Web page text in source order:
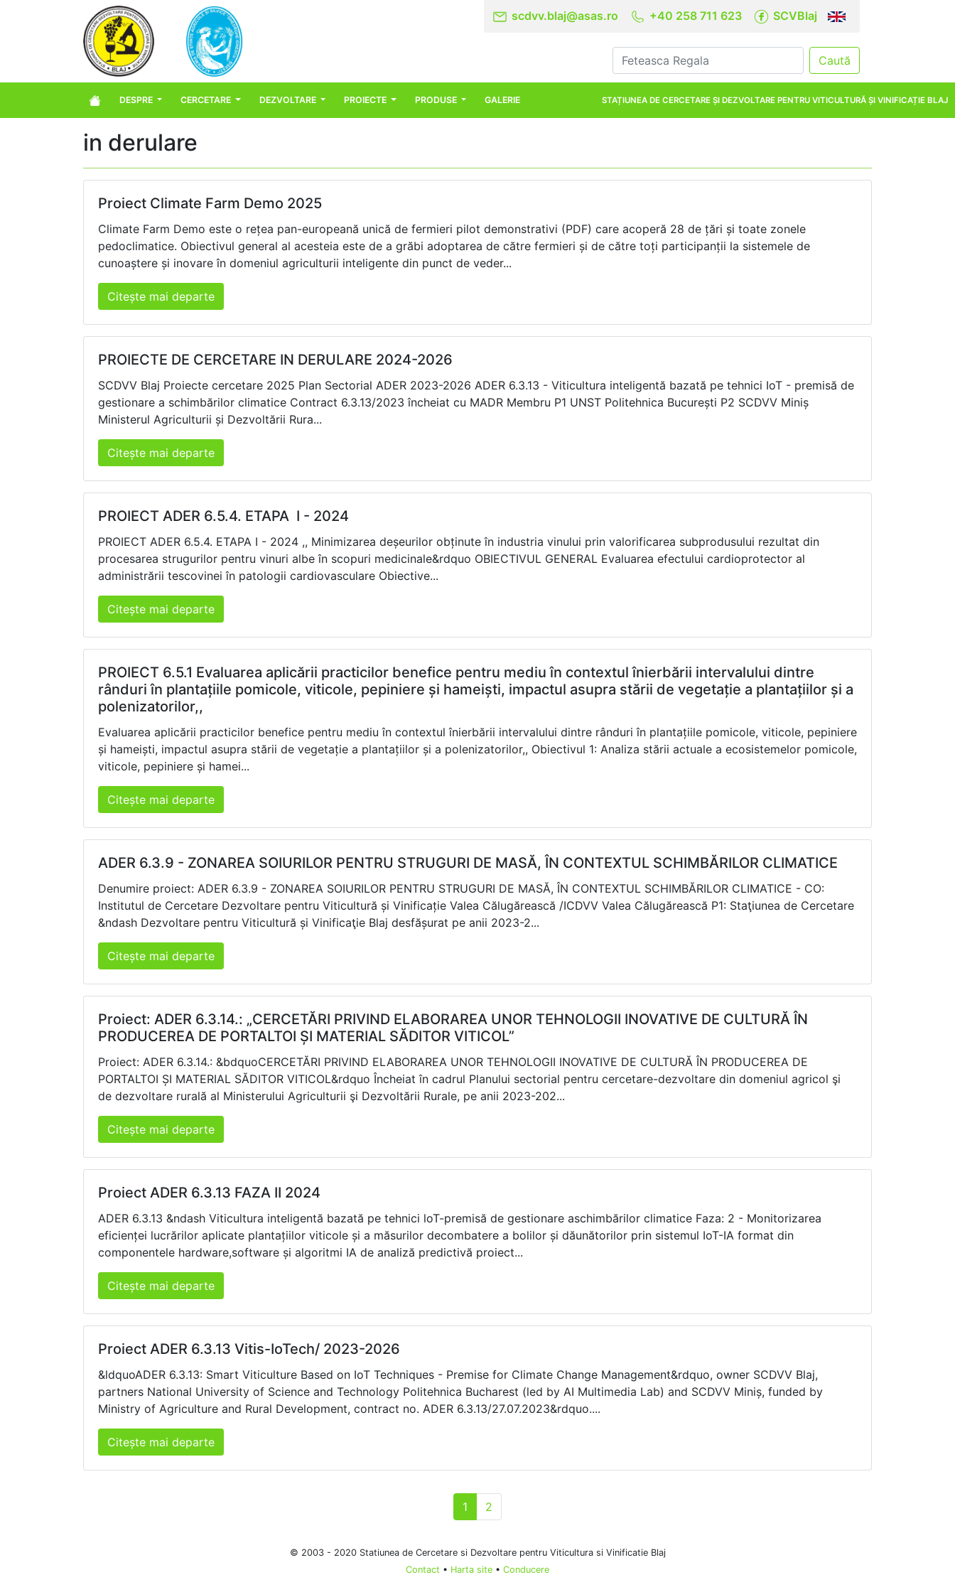
scdvv.blaj@asas.ro +40 258 711 623 SCVBlaj
Caută
STAȚIUNEA DE CERCETARE ȘI DEZVOLTARE PENTRU VITICULTURĂ ȘI VINIFICAȚIE BLAJ
DESPRE CERCETARE DEZVOLTARE PROIECTE PRODUSE GALERIE
in derulare
Proiect Climate Farm Demo 2025
Climate Farm Demo este o rețea pan-europeană unică de fermieri pilot demonstrativi (PDF) care acoperă 28 de țări și toate zonele
pedoclimatice. Obiectivul general al acesteia este de a grăbi adoptarea de către fermieri și de către toți participanții la sistemele de
cunoaștere și inovare în domeniul agriculturii inteligente din punct de veder...
Citește mai departe
PROIECTE DE CERCETARE IN DERULARE 2024-2026
SCDVV Blaj Proiecte cercetare 2025 Plan Sectorial ADER 2023-2026 ADER 6.3.13 - Viticultura inteligentă bazată pe tehnici IoT - premisă de
gestionare a schimbărilor climatice Contract 6.3.13/2023 încheiat cu MADR Membru P1 UNST Politehnica București P2 SCDVV Miniș
Ministerul Agriculturii și Dezvoltării Rura...
Citește mai departe
PROIECT ADER 6.5.4. ETAPA I - 2024
PROIECT ADER 6.5.4. ETAPA I - 2024 ,, Minimizarea deșeurilor obținute în industria vinului prin valorificarea subprodusului rezultat din
procesarea strugurilor pentru vinuri albe în scopuri medicinale&rdquo OBIECTIVUL GENERAL Evaluarea efectului cardioprotector al
administrării tescovinei în patologii cardiovasculare Obiective...
Citește mai departe
PROIECT 6.5.1 Evaluarea aplicării practicilor benefice pentru mediu în contextul înierbării intervalului dintre
rânduri în plantațiile pomicole, viticole, pepiniere și hameiști, impactul asupra stării de vegetație a plantațiilor și a
polenizatorilor,,
Evaluarea aplicării practicilor benefice pentru mediu în contextul înierbării intervalului dintre rânduri în plantațiile pomicole, viticole, pepiniere
și hameiști, impactul asupra stării de vegetație a plantațiilor și a polenizatorilor,, Obiectivul 1: Analiza stării actuale a ecosistemelor pomicole,
viticole, pepiniere și hamei...
Citește mai departe
ADER 6.3.9 - ZONAREA SOIURILOR PENTRU STRUGURI DE MASĂ, ÎN CONTEXTUL SCHIMBĂRILOR CLIMATICE
Denumire proiect: ADER 6.3.9 - ZONAREA SOIURILOR PENTRU STRUGURI DE MASĂ, ÎN CONTEXTUL SCHIMBĂRILOR CLIMATICE - CO:
Institutul de Cercetare Dezvoltare pentru Viticultură și Vinificație Valea Călugărească /ICDVV Valea Călugărească P1: Staţiunea de Cercetare
&ndash Dezvoltare pentru Viticultură și Vinificaţie Blaj desfășurat pe anii 2023-2...
Citește mai departe
Proiect: ADER 6.3.14.: „CERCETĂRI PRIVIND ELABORAREA UNOR TEHNOLOGII INOVATIVE DE CULTURĂ ÎN
PRODUCEREA DE PORTALTOI ȘI MATERIAL SĂDITOR VITICOL”
Proiect: ADER 6.3.14.: &bdquoCERCETĂRI PRIVIND ELABORAREA UNOR TEHNOLOGII INOVATIVE DE CULTURĂ ÎN PRODUCEREA DE
PORTALTOI ȘI MATERIAL SĂDITOR VITICOL&rdquo Încheiat în cadrul Planului sectorial pentru cercetare-dezvoltare din domeniul agricol şi
de dezvoltare rurală al Ministerului Agriculturii şi Dezvoltării Rurale, pe anii 2023-202...
Citește mai departe
Proiect ADER 6.3.13 FAZA II 2024
ADER 6.3.13 &ndash Viticultura inteligentă bazată pe tehnici loT-premisă de gestionare aschimbărilor climatice Faza: 2 - Monitorizarea
eficienței lucrărilor aplicate plantațiilor viticole și a măsurilor decombatere a bolilor și dăunătorilor prin sistemul IoT-IA format din
componentele hardware,software și algoritmi IA de analiză predictivă proiect...
Citește mai departe
Proiect ADER 6.3.13 Vitis-IoTech/ 2023-2026
&ldquoADER 6.3.13: Smart Viticulture Based on IoT Techniques - Premise for Climate Change Management&rdquo, owner SCDVV Blaj,
partners National University of Science and Technology Politehnica Bucharest (led by AI Multimedia Lab) and SCDVV Miniș, funded by
Ministry of Agriculture and Rural Development, contract no. ADER 6.3.13/27.07.2023&rdquo....
Citește mai departe
1 2
© 2003 - 2020 Statiunea de Cercetare si Dezvoltare pentru Viticultura si Vinificatie Blaj
Contact • Harta site • Conducere